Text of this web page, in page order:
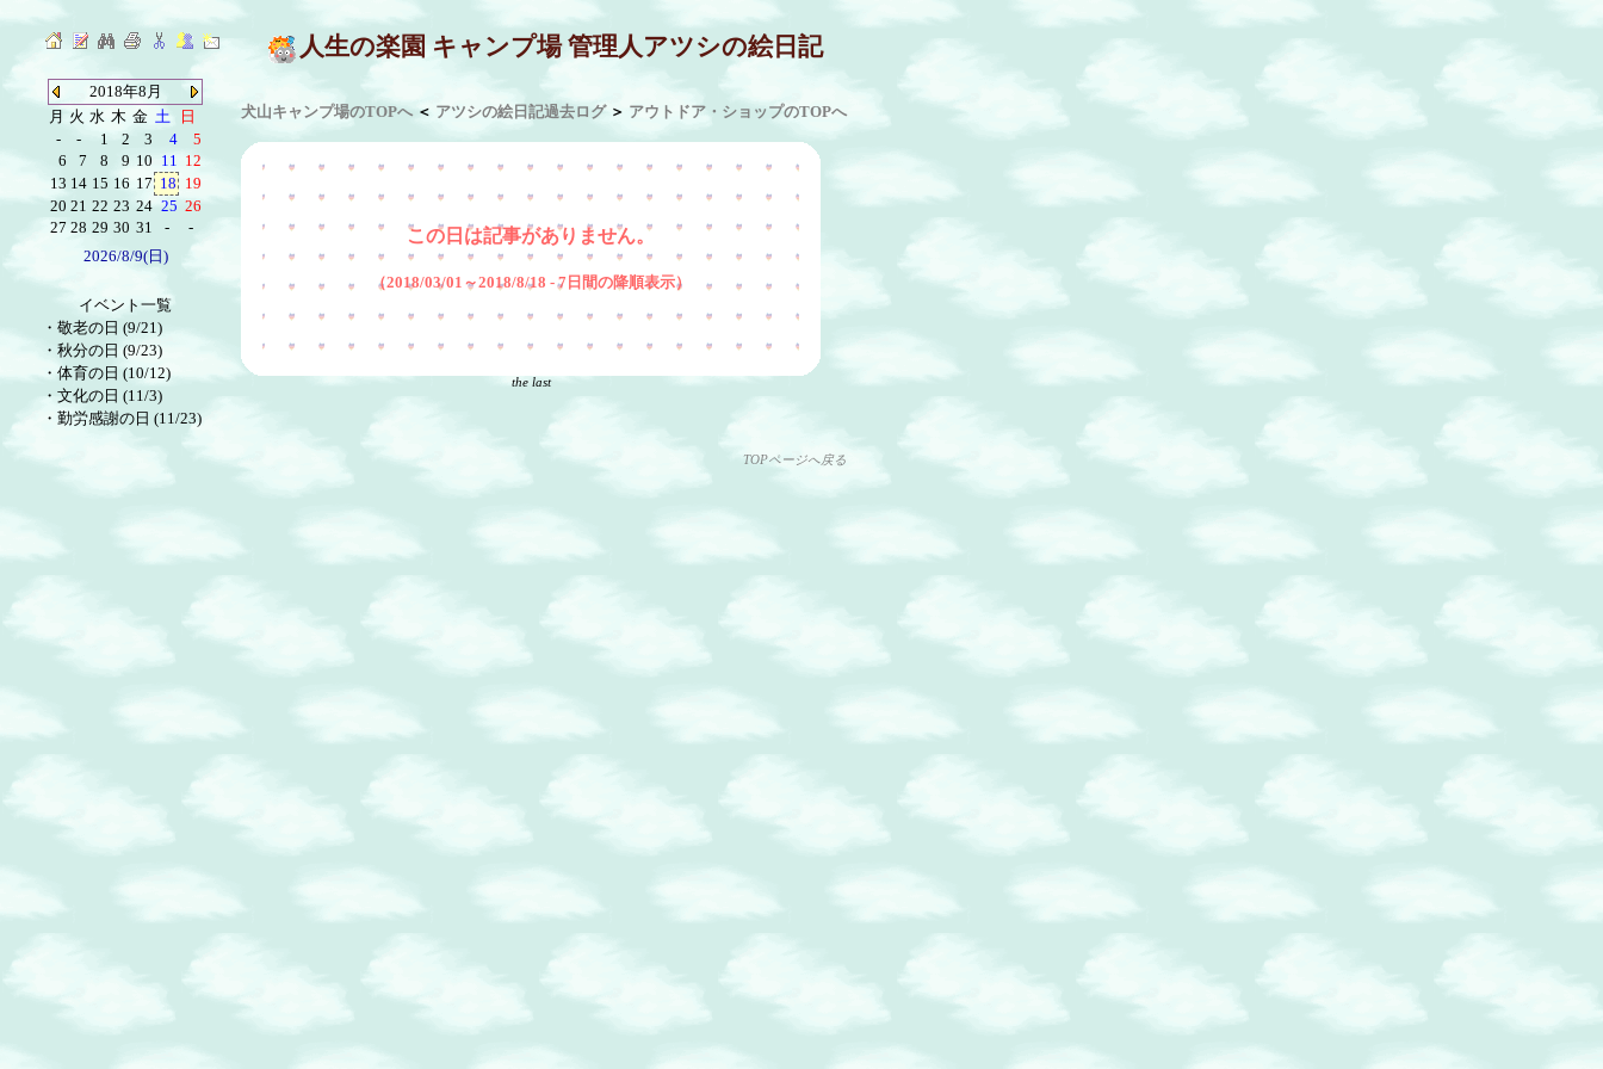
2018年8月
月 火 水 木 金 土
日
-
- 1 2 3 4
5
6
7 8 9 10 11 12
13 14 15 16 17 18 19
20 21 22 23 24 25 26
27 28 29 30 31 -
-
2026/8/9(日)
イベント一覧
・ 敬老の日 (9/21)
・ 秋分の日 (9/23)
・ 体育の日 (10/12)
・ 文化の日 (11/3)
・ 勤労感謝の日 (11/23)
人生の楽園 キャンプ場 管理人アツシの絵日記
犬山キャンプ場のTOPへ＜ アツシの絵日記過去ログ＞ アウトドア・ショップのTOPへ
この日は記事がありません。
（2018/03/01～2018/8/18 - 7日間の降順表示）
the last
TOPページへ戻る